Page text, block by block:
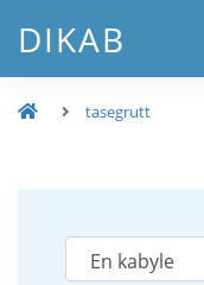
DIKAB
tasegrutt